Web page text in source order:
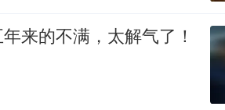
来的不满，太解气了！